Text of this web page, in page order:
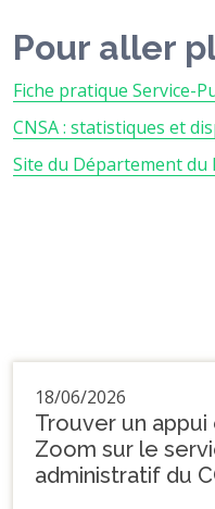
Pour aller
Fiche pratique Service-
CNSA : statistiques et
Site du Département
18/06/2026
Trouver un appui
Zoom sur le
administratif du